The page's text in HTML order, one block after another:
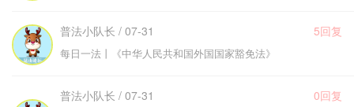
普法小队长 / 07-31 5回复
每日一法丨《中华人民共和国外国国家豁免法》
普法小队长 / 07-31 0回复